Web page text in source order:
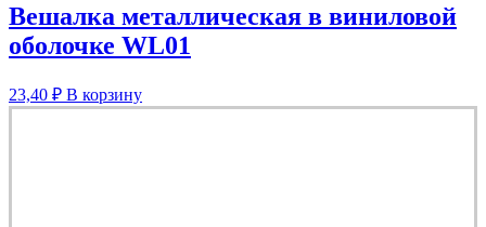
Вешалка металлическая в виниловой
оболочке WL01
23,40 ₽ В корзину